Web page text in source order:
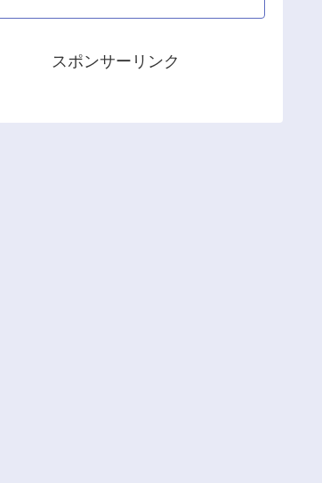
スポンサーリンク